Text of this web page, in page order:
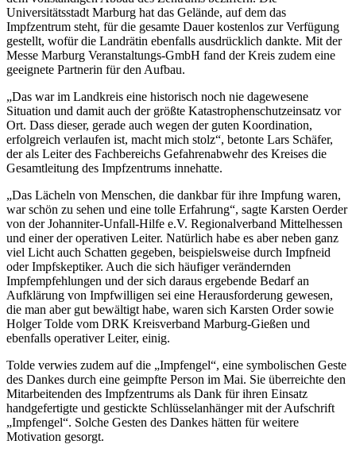
Universitätsstadt Marburg hat das Gelände, auf dem das
Impfzentrum steht, für die gesamte Dauer kostenlos zur Verfügung
gestellt, wofür die Landrätin ebenfalls ausdrücklich dankte. Mit der
Messe Marburg Veranstaltungs-GmbH fand der Kreis zudem eine
geeignete Partnerin für den Aufbau.
„Das war im Landkreis eine historisch noch nie dagewesene
Situation und damit auch der größte Katastrophenschutzeinsatz vor
Ort. Dass dieser, gerade auch wegen der guten Koordination,
erfolgreich verlaufen ist, macht mich stolz“, betonte Lars Schäfer,
der als Leiter des Fachbereichs Gefahrenabwehr des Kreises die
Gesamtleitung des Impfzentrums innehatte.
„Das Lächeln von Menschen, die dankbar für ihre Impfung waren,
war schön zu sehen und eine tolle Erfahrung“, sagte Karsten Oerder
von der Johanniter-Unfall-Hilfe e.V. Regionalverband Mittelhessen
und einer der operativen Leiter. Natürlich habe es aber neben ganz
viel Licht auch Schatten gegeben, beispielsweise durch Impfneid
oder Impfskeptiker. Auch die sich häufiger verändernden
Impfempfehlungen und der sich daraus ergebende Bedarf an
Aufklärung von Impfwilligen sei eine Herausforderung gewesen,
die man aber gut bewältigt habe, waren sich Karsten Order sowie
Holger Tolde vom DRK Kreisverband Marburg-Gießen und
ebenfalls operativer Leiter, einig.
Tolde verwies zudem auf die „Impfengel“, eine symbolischen Geste
des Dankes durch eine geimpfte Person im Mai. Sie überreichte den
Mitarbeitenden des Impfzentrums als Dank für ihren Einsatz
handgefertigte und gestickte Schlüsselanhänger mit der Aufschrift
„Impfengel“. Solche Gesten des Dankes hätten für weitere
Motivation gesorgt.